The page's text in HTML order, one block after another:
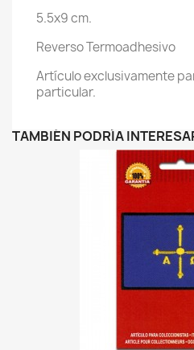
5.5x9 cm.
Reverso Termoadhesivo
Artículo exclusivamente
particular.
TAMBIÉN PODRÍA